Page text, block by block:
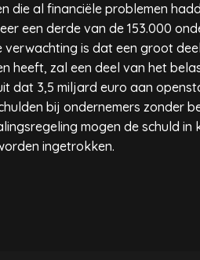
die al financiële problemen
een derde van de 153.000
verwachting is dat een groot
heeft, zal een deel van het
dat 3,5 miljard euro aan
bij ondernemers zonder
mogen de schuld
ingetrokken.